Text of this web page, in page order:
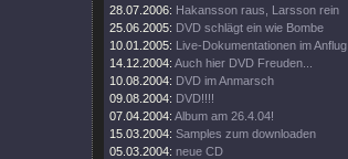
28.07.2006: Hakansson raus, Larsson rein
25.06.2005: DVD schlägt ein wie Bombe
10.01.2005: Live-Dokumentationen im Anflug
14.12.2004: Auch hier DVD Freuden...
10.08.2004: DVD im Anmarsch
09.08.2004: DVD!!!!
07.04.2004: Album am 26.4.04!
15.03.2004: Samples zum downloaden
05.03.2004: neue CD